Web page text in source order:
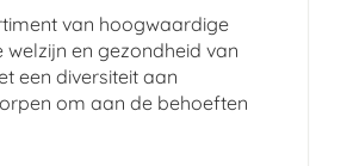
van hoogwaardige
welzijn en gezondheid van
een diversiteit aan
om aan de behoeften